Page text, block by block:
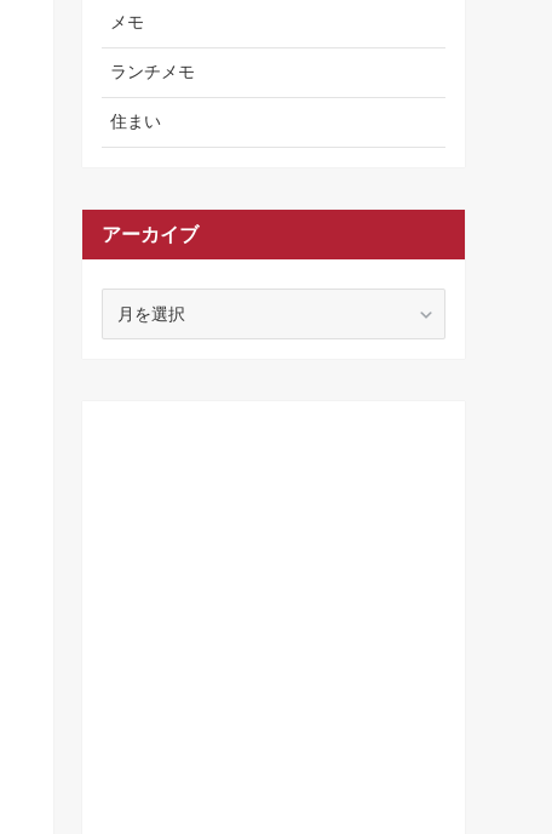
メモ
ランチメモ
住まい
アーカイブ